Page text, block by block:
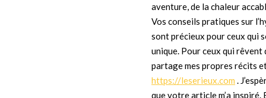
aventure, de la chaleur
Vos conseils pratiques sur
sont précieux pour ceux qui
unique. Pour ceux qui rêvent
partage mes propres récits
https://leserieux.com .
que votre article m’a